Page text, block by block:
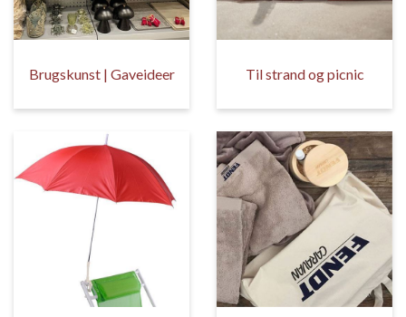
Brugskunst | Gaveideer Til strand og picnic